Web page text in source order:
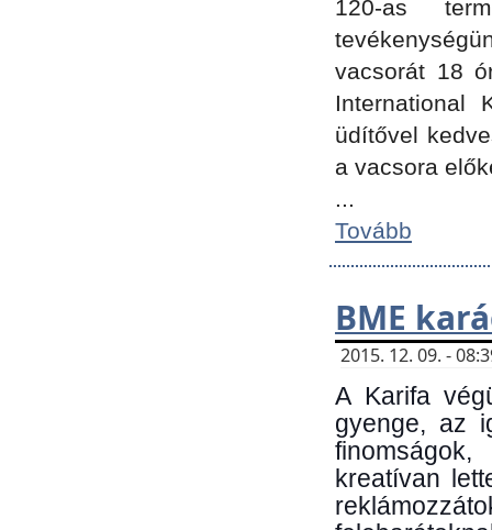
120-as
vacsorát 18
International
üdítővel
a vacsora
...
Tovább
BME
2015. 12. 09. -
A Karifa
gyenge, az
kreatívan